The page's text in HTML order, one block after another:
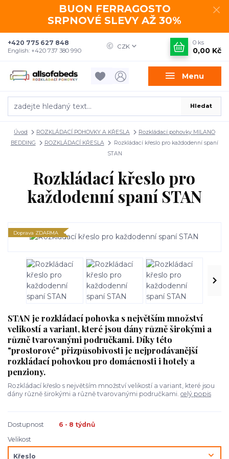
BUON FERRAGOSTO
SRPNOVÉ SLEVY AŽ 30%
Menu
CZK
Hledat
+420 775 627 848
English: +420 737 380 990
0 ks
0,00 Kč
Úvod ROZKLÁDACÍ POHOVKY A KŘESLA
Rozkládací pohovky MILANO
BEDDING
ROZKLÁDACÍ KŘESLA
Rozkládací křeslo pro každodenní spaní
STAN
Rozkládací křeslo pro
každodenní spaní STAN
Doprava ZDARMA
STAN je rozkládací pohovka s největším množství
velikostí a variant, které jsou dány různě širokými a
různě tvarovanými područkami. Díky této
"prostorové" přizpůsobivosti je nejprodávanější
rozkládací pohovkou pro domácnosti i hotely a
penziony.
Rozkládací křeslo s největším množství velikostí a variant, které jsou
dány různě širokými a různě tvarovanými područkami. celý popis
Dostupnost
6 - 8 týdnů
Velikost